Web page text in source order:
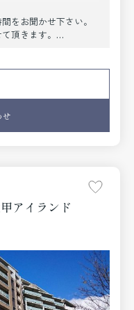
をお聞かせ下さい。
頂きます。
達で見てみたい。
で迎えに来て欲しい
れば資料が欲しい
でもお気軽にご相談
せ
アイランド